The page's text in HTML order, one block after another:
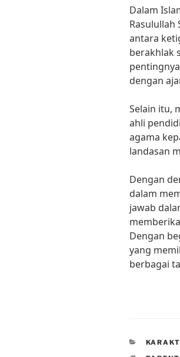
Dalam
Rasulullah
antara
berakhlak
dengan
Selain itu,
ahli
agama
landasan
Dengan
dalam
jawab
Dengan
yang
berbagai